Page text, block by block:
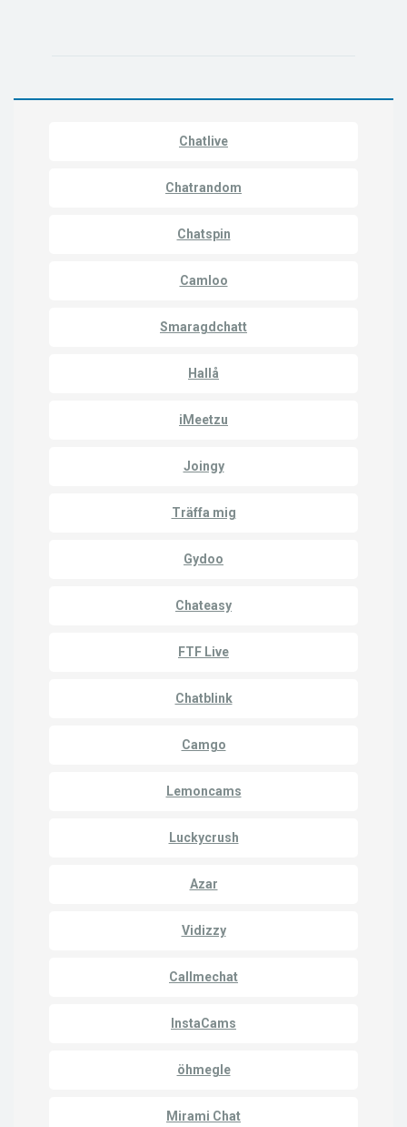
Chatlive
Chatrandom
Chatspin
Camloo
Smaragdchatt
Hallå
iMeetzu
Joingy
Träffa mig
Gydoo
Chateasy
FTF Live
Chatblink
Camgo
Lemoncams
Luckycrush
Azar
Vidizzy
Callmechat
InstaCams
öhmegle
Mirami Chat